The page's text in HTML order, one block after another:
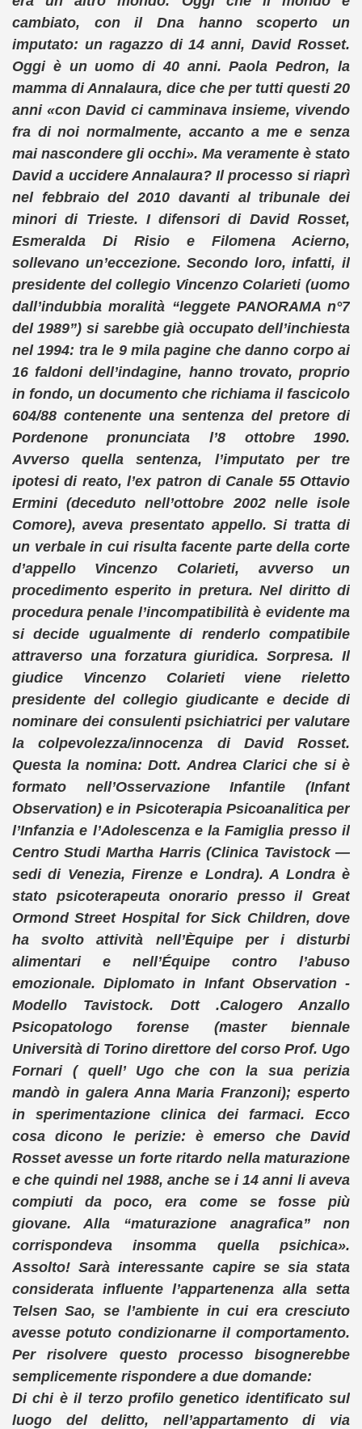
cambiato, con il Dna hanno scoperto un
imputato: un ragazzo di 14 anni, David Rosset.
Oggi è un uomo di 40 anni. Paola Pedron, la
mamma di Annalaura, dice che per tutti questi 20
anni «con David ci camminava insieme, vivendo
fra di noi normalmente, accanto a me e senza
mai nascondere gli occhi». Ma veramente è stato
David a uccidere Annalaura? Il processo si riaprì
nel febbraio del 2010 davanti al tribunale dei
minori di Trieste. I difensori di David Rosset,
Esmeralda Di Risio e Filomena Acierno,
sollevano un’eccezione. Secondo loro, infatti, il
presidente del collegio Vincenzo Colarieti (uomo
dall’indubbia moralità “leggete PANORAMA n°7
del 1989”) si sarebbe già occupato dell’inchiesta
nel 1994: tra le 9 mila pagine che danno corpo ai
16 faldoni dell’indagine, hanno trovato, proprio
in fondo, un documento che richiama il fascicolo
604/88 contenente una sentenza del pretore di
Pordenone pronunciata l’8 ottobre 1990.
Avverso quella sentenza, l’imputato per tre
ipotesi di reato, l’ex patron di Canale 55 Ottavio
Ermini (deceduto nell’ottobre 2002 nelle isole
Comore), aveva presentato appello. Si tratta di
un verbale in cui risulta facente parte della corte
d’appello Vincenzo Colarieti, avverso un
procedimento esperito in pretura. Nel diritto di
procedura penale l’incompatibilità è evidente ma
si decide ugualmente di renderlo compatibile
attraverso una forzatura giuridica. Sorpresa. Il
giudice Vincenzo Colarieti viene rieletto
presidente del collegio giudicante e decide di
nominare dei consulenti psichiatrici per valutare
la colpevolezza/innocenza di David Rosset.
Questa la nomina: Dott. Andrea Clarici che si è
formato nell’Osservazione Infantile (Infant
Observation) e in Psicoterapia Psicoanalitica per
l’Infanzia e l’Adolescenza e la Famiglia presso il
Centro Studi Martha Harris (Clinica Tavistock —
sedi di Venezia, Firenze e Londra). A Londra è
stato psicoterapeuta onorario presso il Great
Ormond Street Hospital for Sick Children, dove
ha svolto attività nell’Èquipe per i disturbi
alimentari e nell’Équipe contro l’abuso
emozionale. Diplomato in Infant Observation -
Modello Tavistock. Dott .Calogero Anzallo
Psicopatologo forense (master biennale
Università di Torino direttore del corso Prof. Ugo
Fornari ( quell’ Ugo che con la sua perizia
mandò in galera Anna Maria Franzoni); esperto
in sperimentazione clinica dei farmaci. Ecco
cosa dicono le perizie: è emerso che David
Rosset avesse un forte ritardo nella maturazione
e che quindi nel 1988, anche se i 14 anni li aveva
compiuti da poco, era come se fosse più
giovane. Alla “maturazione anagrafica” non
corrispondeva insomma quella psichica».
Assolto! Sarà interessante capire se sia stata
considerata influente l’appartenenza alla setta
Telsen Sao, se l’ambiente in cui era cresciuto
avesse potuto condizionarne il comportamento.
Per risolvere questo processo bisognerebbe
semplicemente rispondere a due domande:
Di chi è il terzo profilo genetico identificato sul
luogo del delitto, nell’appartamento di via